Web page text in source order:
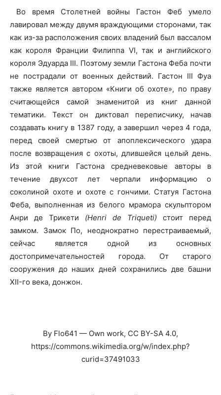
Во время Столетней войны Гастон Феб умело
лавировал между двумя враждующими сторонами, так
как из-за расположения своих владений был вассалом
как короля Франции Филиппа VI, так и английского
короля Эдуарда III. Поэтому земли Гастона Феба почти
не пострадали от военных действий. Гастон III Фуа
также является автором «Книги об охоте», по праву
считающейся самой знаменитой из книг данной
тематики. Текст он диктовал переписчику, начав
создавать книгу в 1387 году, а завершил через 4 года,
перед своей смертью от апоплексического удара
после возвращения с охоты, длившейся целый день.
Из этой книги Гастона средневековые авторы в
течение двухсот лет черпали информацию о
соколиной охоте и охоте с гончими. Статуя Гастона
Феба, выполненная из белого мрамора скульптором
Анри де Трикети (Henri de Triqueti) стоит перед
замком. Замок По, неоднократно перестраиваемый,
сейчас является одной из основных
достопримечательностей города. От старого
сооружения до наших дней сохранились две башни
XII-го века, донжон.
By Flo641 — Own work, CC BY-SA 4.0,
https://commons.wikimedia.org/w/index.php?
curid=37491033